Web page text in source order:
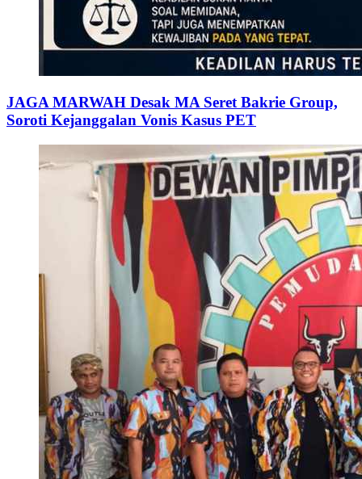
JAGA MARWAH Desak MA Seret Bakrie Group,
Soroti Kejanggalan Vonis Kasus PET